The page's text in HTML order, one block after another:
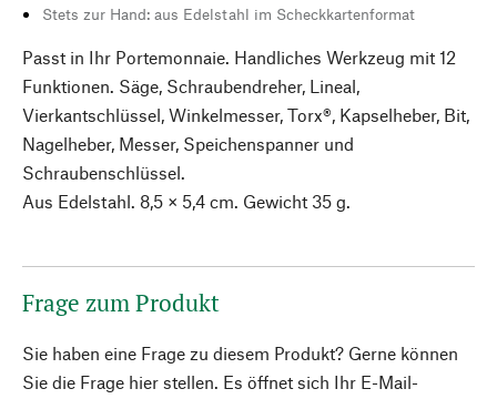
Stets zur Hand: aus Edelstahl im Scheckkartenformat
Passt in Ihr Portemonnaie. Handliches Werkzeug mit 12
Funktionen. Säge, Schraubendreher, Lineal,
Vierkantschlüssel, Winkelmesser, Torx®, Kapselheber, Bit,
Nagelheber, Messer, Speichenspanner und
Schraubenschlüssel.
Aus Edelstahl. 8,5 × 5,4 cm. Gewicht 35 g.
Frage zum Produkt
Sie haben eine Frage zu diesem Produkt? Gerne können
Sie die Frage hier stellen. Es öffnet sich Ihr E-Mail-